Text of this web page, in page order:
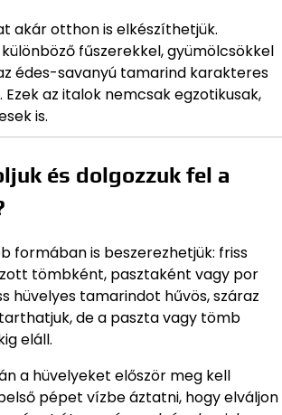
akár otthon is elkészíthetjük.
fűszerekkel, gyümölcsökkel
édes-savanyú tamarind karakteres
Ezek az italok nemcsak egzotikusak,
is.
és dolgozzuk fel a
formában is beszerezhetjük: friss
tömbként, pasztaként vagy por
hüvelyes tamarindot hűvös, száraz
de a paszta vagy tömb
eláll.
a hüvelyeket először meg kell
pépet vízbe áztatni, hogy elváljon